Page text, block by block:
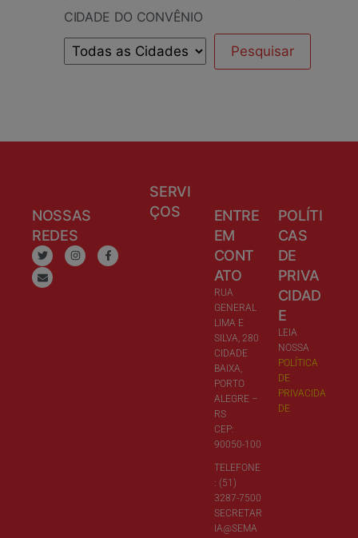
CIDADE DO CONVÊNIO
NOSSAS
REDES
SERVI
ÇOS
ENTRE
EM
CONT
ATO
RUA
GENERAL
LIMA E
SILVA, 280
CIDADE
BAIXA,
PORTO
ALEGRE –
RS
CEP:
90050-100
TELEFONE
: (51)
3287-7500
SECRETAR
IA@SEMA
POLÍTI
CAS
DE
PRIVA
CIDAD
E
LEIA
NOSSA
POLÍTICA
DE
PRIVACIDA
DE